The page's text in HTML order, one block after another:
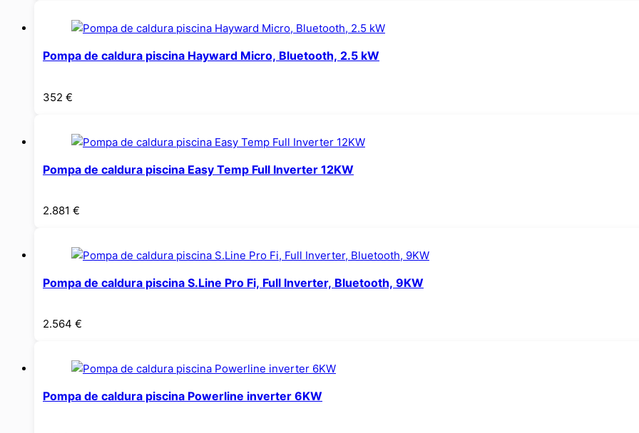
Pompa de caldura piscina Hayward Micro, Bluetooth, 2.5 kW
352 €
Pompa de caldura piscina Easy Temp Full Inverter 12KW
2.881 €
Pompa de caldura piscina S.Line Pro Fi, Full Inverter, Bluetooth, 9KW
2.564 €
Pompa de caldura piscina Powerline inverter 6KW